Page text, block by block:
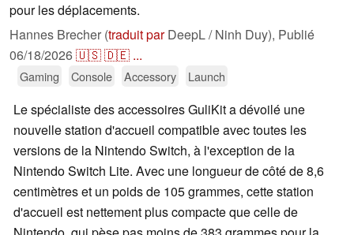
pour les déplacements.
Hannes Brecher (traduit parDeepL / Ninh Duy), Publié
06/18/2026🇺🇸🇩🇪 ...
Gaming Console Accessory Launch
Le spécialiste des accessoires GuliKit a dévoilé une
nouvelle station d'accueil compatible avec toutes les
versions de la Nintendo Switch, à l'exception de la
Nintendo Switch Lite. Avec une longueur de côté de 8,6
centimètres et un poids de 105 grammes, cette station
d'accueil est nettement plus compacte que celle de